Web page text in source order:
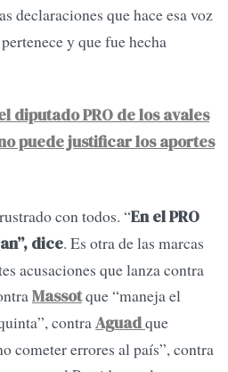
declaraciones que hace esa voz
y que fue hecha
diputado PRO de los avales
puede justificar los aportes
con todos. “En el PRO
dice. Es otra de las marcas
acusaciones que lanza contra
Massotque “maneja el
contraAguadque
cometer errores al país”, contra